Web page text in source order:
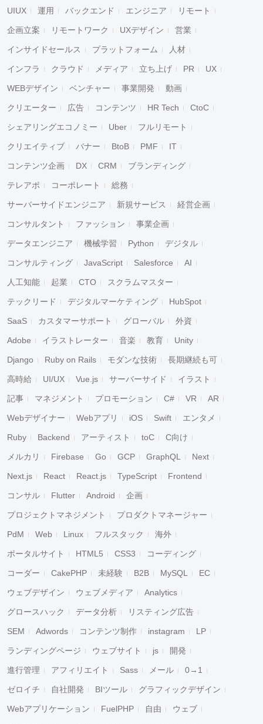
UIUX 運用 バックエンド エンジニア リモート
企画立案 リモートワーク UXデザイン 営業
インサイドセールス プラットフォーム 人材
インフラ クラウド メディア 立ち上げ PR UX
WEBデザイン ベンチャー 事業開発 動画
クリエーター 広告 コンテンツ HR Tech CtoC
シェアリングエコノミー Uber フルリモート
クリエイティブ バナー BtoB PMF IT
コンテンツ企画 DX CRM ブランディング
テレアポ コーポレート 総務
サーバーサイドエンジニア 新規サービス 経営企画
コンサルタント ファッション 事業企画
データエンジニア 機械学習 Python デジタル
コンサルティング JavaScript Salesforce AI
人工知能 起業 CTO スクラムマスター
テックリード デジタルマーケティング HubSpot
SaaS カスタマーサポート グローバル 外資
Adobe イラストレーター 音楽 教育 Unity
Django Ruby on Rails モダンな技術 長期継続も可
高時給 UI/UX Vue.js サーバーサイド イラスト
記事 マネジメント プロモーション C# VR AR
Webデザイナー Webアプリ iOS Swift エンタメ
Ruby Backend アーティスト toC C向け
メルカリ Firebase Go GCP GraphQL Next
Next.js React React.js TypeScript Frontend
コンサル Flutter Android 企画
プロジェクトマネジメント プロダクトマネージャー
PdM Web Linux フルスタック 海外
ポータルサイト HTML5 CSS3 コーディング
コーダー CakePHP 未経験 B2B MySQL EC
ウェブデザイン ウェブメディア Analytics
グロースハック データ分析 リスティング広告
SEM Adwords コンテンツ制作 instagram LP
ランディングページ ウェブサイト js 開発
進行管理 アフィリエイト Sass メール 0→1
ゼロイチ 自社開発 BIツール グラフィックデザイン
Webアプリケーション FuelPHP 自由 ウェブ